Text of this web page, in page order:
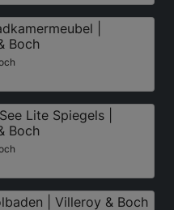
|
Boch
Lite Spiegels |
Boch
| Villeroy & Boch